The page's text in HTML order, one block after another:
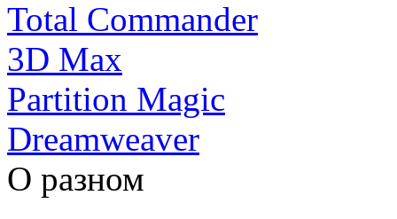
Total Commander
3D Max
Partition Magic
Dreamweaver
О разном